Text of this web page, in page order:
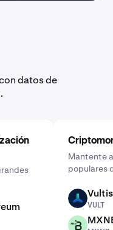
datos de
Mantente
populares
VULT
VULT
MXNB